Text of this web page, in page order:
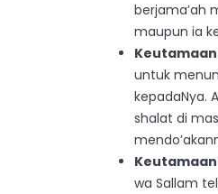
berjama’ah
maupun ia
untuk
kepadaNya.
shalat di
wa Sallam